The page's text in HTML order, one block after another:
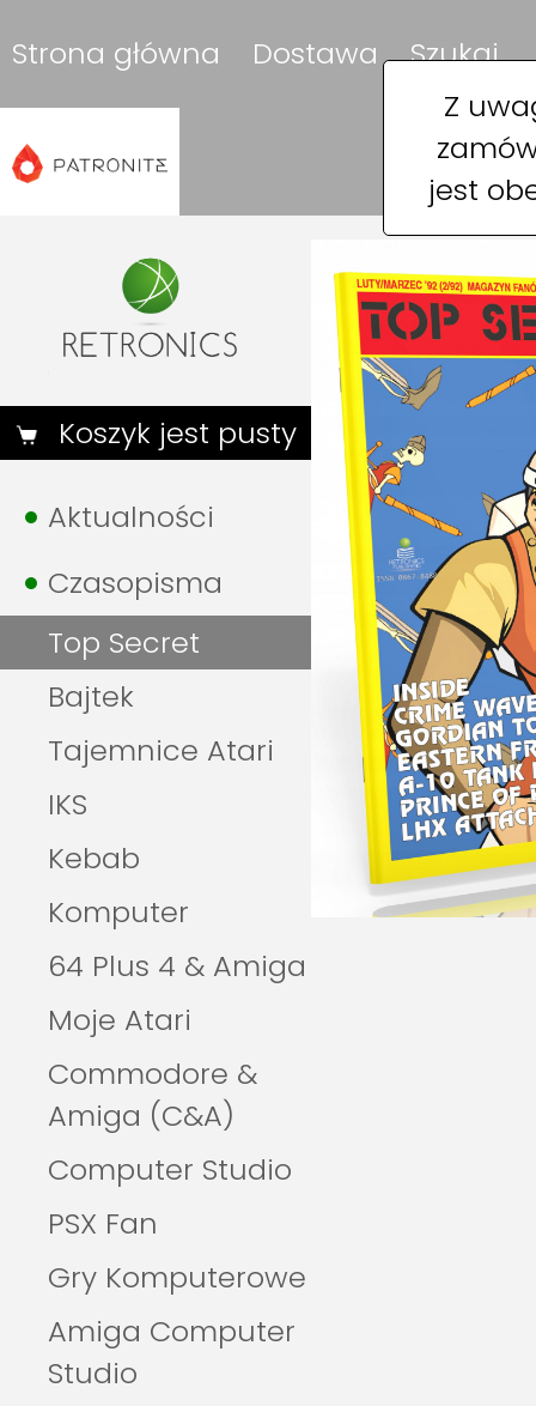
Z
jest
Strona główna Dostawa Szukaj
Koszyk jest pusty
Aktualności
Czasopisma
Top Secret
Bajtek
Tajemnice Atari
IKS
Kebab
Komputer
64 Plus 4 & Amiga
Moje Atari
Commodore &
Amiga (C&A)
Computer Studio
PSX Fan
Gry Komputerowe
Amiga Computer
Studio